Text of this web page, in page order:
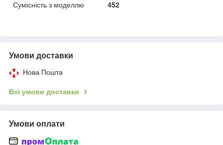
Сумісність з моделлю
452
Умови доставки
Нова Пошта
Всі умови доставки
Умови оплати